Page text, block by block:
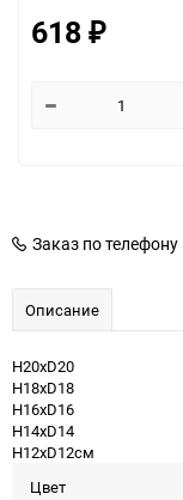
618 ₽
Заказ по телефону
Описание
H20хD20
H18хD18
H16хD16
H14хD14
H12хD12см
Цвет